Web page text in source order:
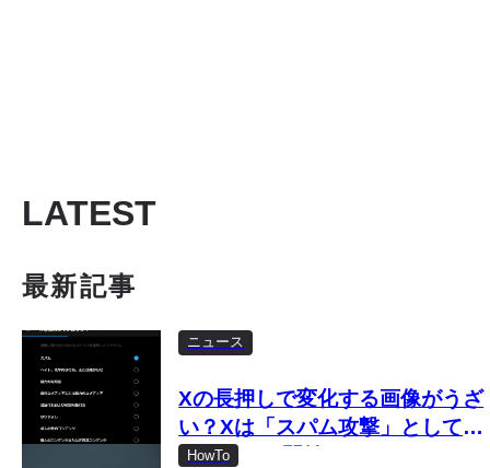
LATEST
最新記事
ニュース
Xの長押しで変化する画像がうざ
い？Xは「スパム攻撃」として取
り締まりを開始
HowTo